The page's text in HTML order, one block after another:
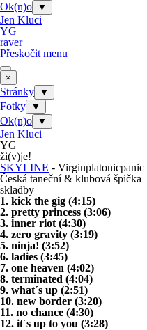
Ok(n)o ▼
Jen Kluci
YG
raver
Přeskočit menu
×
Stránky ▼
Fotky ▼
Ok(n)o ▼
Jen Kluci
YG
ži(v)je!
SKYLINE - Virginplatonicpanic
Česká taneční & klubová špička
skladby
1. kick the gig (4:15)
2. pretty princess (3:06)
3. inner riot (4:30)
4. zero gravity (3:19)
5. ninja! (3:52)
6. ladies (3:45)
7. one heaven (4:02)
8. terminated (4:04)
9. what´s up (2:51)
10. new border (3:20)
11. no chance (4:30)
12. it´s up to you (3:28)